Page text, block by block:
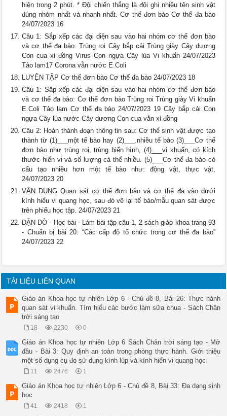
hiện trong 2 phút. * Đội chiến thắng là đội ghi nhiều tên sinh vật
đúng nhóm nhất và nhanh nhất. Cơ thể đơn bào Cơ thể đa bào
24/07/2023 16
Câu 1: Sắp xếp các đại diện sau vào hai nhóm cơ thể đơn bào
và cơ thể đa bào: Trùng roi Cây bắp cải Trùng giày Cây dương
Con cua xỉ đồng Virus Con ngựa Cây lúa Vi khuẩn 24/07/2023
Tảo lam17 Corona vằn nước E.Coli
LUYỆN TẬP Cơ thể đơn bào Cơ thể đa bào 24/07/2023 18
Câu 1: Sắp xếp các đại diện sau vào hai nhóm cơ thể đơn bào
và cơ thể đa bào: Cơ thể đơn bào Trùng roi Trùng giày Vi khuẩn
E.Coli Tảo lam Cơ thể đa bào 24/07/2023 19 Cây bắp cải Con
ngựa Cây lúa nước Cây dương Con cua vằn xỉ đồng
Câu 2: Hoàn thành đoạn thông tin sau: Cơ thể sinh vật được tạo
thành từ (1)___một tế bào hay (2)___.nhiều tế bào (3)___Cơ thể
đơn bào như trùng roi, trùng biến hình, (4)___vi khuẩn, có kích
thước hiển vi và số lượng cá thể nhiều. (5)___Cơ thể đa bào có
cấu tạo nhiều hơn một tế bào như: động vật, thực vật,
24/07/2023 20
VẬN DỤNG Quan sát cơ thể đơn bào và cơ thể đa vào dưới
kính hiểu vi quang học, sau đó vẽ lại tế bào/mẫu quan sát được
trên phiếu học tập. 24/07/2023 21
DẶN DÒ - Học bài - Làm bài tập câu 1, 2 sách giáo khoa trang 93
- Chuẩn bị bài 20: “Các cấp độ tổ chức trong cơ thể đa bào”
24/07/2023 22
TÀI LIỆU LIÊN QUAN
Giáo án Khoa học tự nhiên Lớp 6 - Chủ đề 8, Bài 26: Thực hành
quan sát vi khuẩn. Tìm hiểu các bước làm sữa chua - Sách Chân
trời sáng tạo
18 2230 0
Giáo án Khoa học tự nhiên Lớp 6 Sách Chân trời sáng tạo - Mở
đầu - Bài 3: Quy định an toàn trong phòng thực hành. Giới thiệu
một số dụng cụ đo sử dụng kính lúp và kính hiển vi quang học
11 2476 1
Giáo án Khoa học tự nhiên Lớp 6 - Chủ đề 8, Bài 33: Đa dạng sinh
học
41 2418 1